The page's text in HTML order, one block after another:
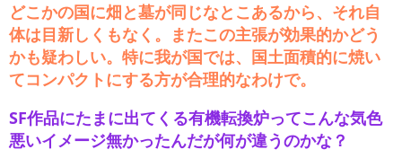
どこかの国に畑と墓が同じなとこあるから、それ自
体は目新しくもなく。またこの主張が効果的かどう
かも疑わしい。特に我が国では、国土面積的に焼い
てコンパクトにする方が合理的なわけで。
SF作品にたまに出てくる有機転換炉ってこんな気色
悪いイメージ無かったんだが何が違うのかな？